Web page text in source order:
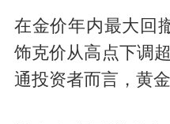
在金价年内最大回
饰克价从高点下调
通投资者而言，黄